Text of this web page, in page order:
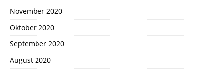
November 2020
Oktober 2020
September 2020
August 2020